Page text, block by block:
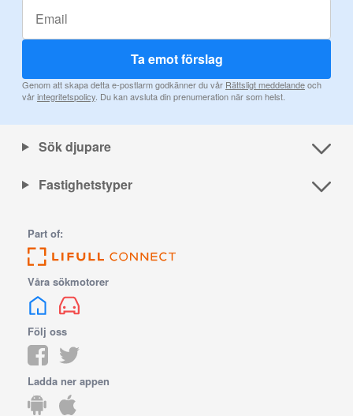
Ta emot förslag
Genom att skapa detta e-postlarm godkänner du vår Rättsligt meddelandeoch
vårintegritetspolicy . Du kan avsluta din prenumeration när som helst.
Sök djupare
Fastighetstyper
Part of:
Våra sökmotorer
Följ oss
Ladda ner appen